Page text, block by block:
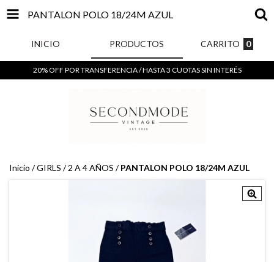
PANTALON POLO 18/24M AZUL
INICIO PRODUCTOS CARRITO 0
20% OFF POR TRANSFERENCIA / HASTA 3 CUOTAS SIN INTERÉS
Inicio /GIRLS / 2 A 4 AÑOS / PANTALON POLO 18/24M AZUL